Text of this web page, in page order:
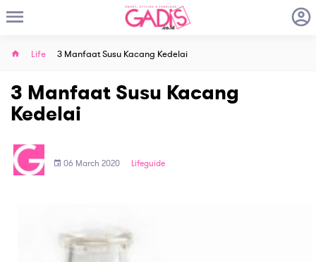
Life 3 Manfaat Susu Kacang Kedelai
3 Manfaat Susu Kacang
Kedelai
06 March 2020 Lifeguide